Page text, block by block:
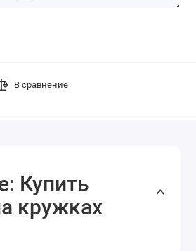
В сравнение
Купить
кружках